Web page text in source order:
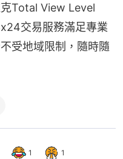
Total View Level
交易服務滿足專業
受地域限制，隨時隨
1 1